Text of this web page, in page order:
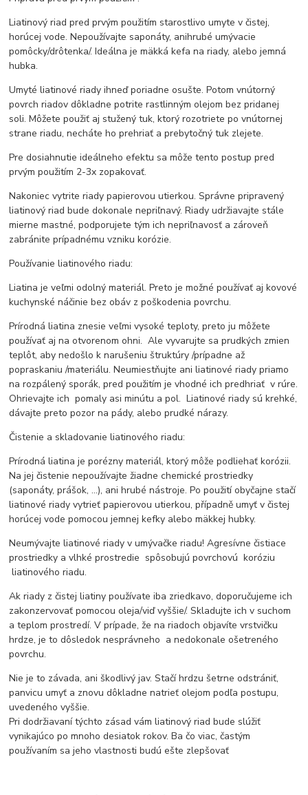
Liatinový riad pred prvým použitím starostlivo umyte v čistej,
horúcej vode. Nepoužívajte saponáty, anihrubé umývacie
pomôcky/drôtenka/. Ideálna je mäkká kefa na riady, alebo jemná
hubka.
Umyté liatinové riady ihneď poriadne osušte. Potom vnútorný
povrch riadov dôkladne potrite rastlinným olejom bez pridanej
soli. Môžete použiť aj stužený tuk, ktorý rozotriete po vnútornej
strane riadu, necháte ho prehriať a prebytočný tuk zlejete.
Pre dosiahnutie ideálneho efektu sa môže tento postup pred
prvým použitím 2-3x zopakovať.
Nakoniec vytrite riady papierovou utierkou. Správne pripravený
liatinový riad bude dokonale nepriľnavý. Riady udržiavajte stále
mierne mastné, podporujete tým ich nepriľnavosť a zároveň
zabránite prípadnému vzniku korózie.
Používanie liatinového riadu:
Liatina je veľmi odolný materiál. Preto je možné používať aj kovové
kuchynské náčinie bez obáv z poškodenia povrchu.
Prírodná liatina znesie veľmi vysoké teploty, preto ju môžete
používať aj na otvorenom ohni. Ale vyvarujte sa prudkých zmien
teplôt, aby nedošlo k narušeniu štruktúry /prípadne až
popraskaniu /materiálu. Neumiestňujte ani liatinové riady priamo
na rozpálený sporák, pred použitím je vhodné ich predhriať v rúre.
Ohrievajte ich pomaly asi minútu a pol. Liatinové riady sú krehké,
dávajte preto pozor na pády, alebo prudké nárazy.
Čistenie a skladovanie liatinového riadu:
Prírodná liatina je porézny materiál, ktorý môže podliehať korózii.
Na jej čistenie nepoužívajte žiadne chemické prostriedky
(saponáty, prášok, ...), ani hrubé nástroje. Po použití obyčajne stačí
liatinové riady vytrieť papierovou utierkou, případně umyť v čistej
horúcej vode pomocou jemnej kefky alebo mäkkej hubky.
Neumývajte liatinové riady v umývačke riadu! Agresívne čistiace
prostriedky a vlhké prostredie spôsobujú povrchovú koróziu
liatinového riadu.
Ak riady z čistej liatiny používate iba zriedkavo, doporučujeme ich
zakonzervovať pomocou oleja/viď vyššie/. Skladujte ich v suchom
a teplom prostredí. V prípade, že na riadoch objavíte vrstvičku
hrdze, je to dôsledok nesprávneho a nedokonale ošetreného
povrchu.
Nie je to závada, ani škodlivý jav. Stačí hrdzu šetrne odstrániť,
panvicu umyť a znovu dôkladne natrieť olejom podľa postupu,
uvedeného vyššie.
Pri dodržiavaní týchto zásad vám liatinový riad bude slúžiť
vynikajúco po mnoho desiatok rokov. Ba čo viac, častým
používaním sa jeho vlastnosti budú ešte zlepšovať